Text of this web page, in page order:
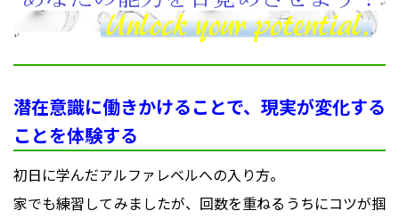
潜在意識に働きかけることで、現実が変化する
ことを体験する
初日に学んだアルファレベルへの入り方。
家でも練習してみましたが、回数を重ねるうちにコツが掴